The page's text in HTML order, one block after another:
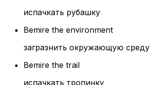
испачкать рубашку
Bemire the environment
загразнить окружающую среду
Bemire the trail
испачкать тропинку